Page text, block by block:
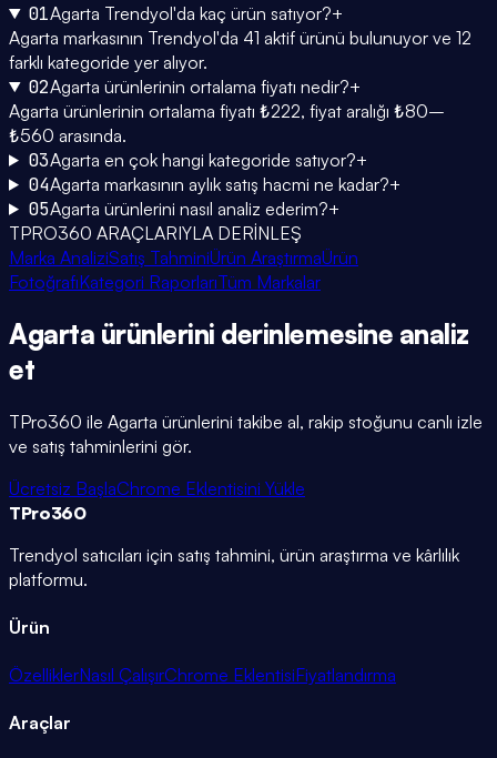
01Agarta Trendyol'da kaç ürün satıyor?+
Agarta markasının Trendyol'da 41 aktif ürünü bulunuyor ve 12
farklı kategoride yer alıyor.
02Agarta ürünlerinin ortalama fiyatı nedir?+
Agarta ürünlerinin ortalama fiyatı ₺222, fiyat aralığı ₺80–
₺560 arasında.
03Agarta en çok hangi kategoride satıyor?+
04Agarta markasının aylık satış hacmi ne kadar?+
05Agarta ürünlerini nasıl analiz ederim?+
TPRO360 ARAÇLARIYLA DERİNLEŞ
Marka AnaliziSatış TahminiÜrün AraştırmaÜrün
FotoğrafıKategori RaporlarıTüm Markalar
Agarta ürünlerini derinlemesine analiz
et
TPro360 ile Agarta ürünlerini takibe al, rakip stoğunu canlı izle
ve satış tahminlerini gör.
Ücretsiz BaşlaChrome Eklentisini Yükle
TPro360
Trendyol satıcıları için satış tahmini, ürün araştırma ve kârlılık
platformu.
Ürün
ÖzelliklerNasıl ÇalışırChrome EklentisiFiyatlandırma
Araçlar